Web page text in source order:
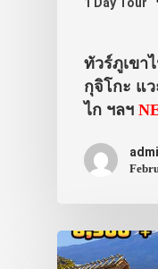
ทัวร์ภูเขา
กุจิโกะ แ
ไก ฯลฯ